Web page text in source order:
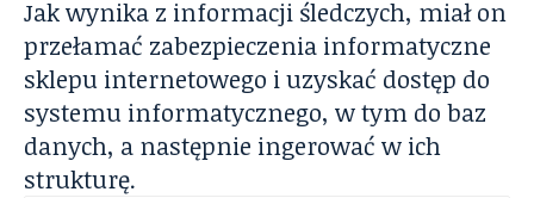
Jak wynika z informacji śledczych, miał on
przełamać zabezpieczenia informatyczne
sklepu internetowego i uzyskać dostęp do
systemu informatycznego, w tym do baz
danych, a następnie ingerować w ich
strukturę.